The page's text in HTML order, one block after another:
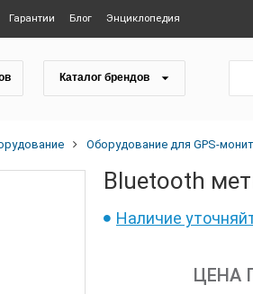
Гарантии Блог Энциклопедия
Каталог брендов
Оборудование для GPS-
Bluetooth
Наличие
ЦЕНА